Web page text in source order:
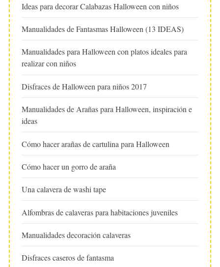
Ideas para decorar Calabazas Halloween con niños
Manualidades de Fantasmas Halloween (13 IDEAS)
Manualidades para Halloween con platos ideales para
realizar con niños
Disfraces de Halloween para niños 2017
Manualidades de Arañas para Halloween, inspiración e
ideas
Cómo hacer arañas de cartulina para Halloween
Cómo hacer un gorro de araña
Una calavera de washi tape
Alfombras de calaveras para habitaciones juveniles
Manualidades decoración calaveras
Disfraces caseros de fantasma